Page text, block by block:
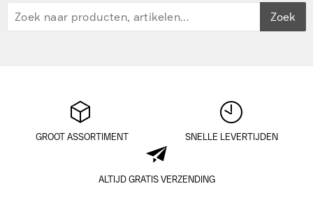
Zoek
GROOT ASSORTIMENT SNELLE LEVERTIJDEN
ALTIJD GRATIS VERZENDING